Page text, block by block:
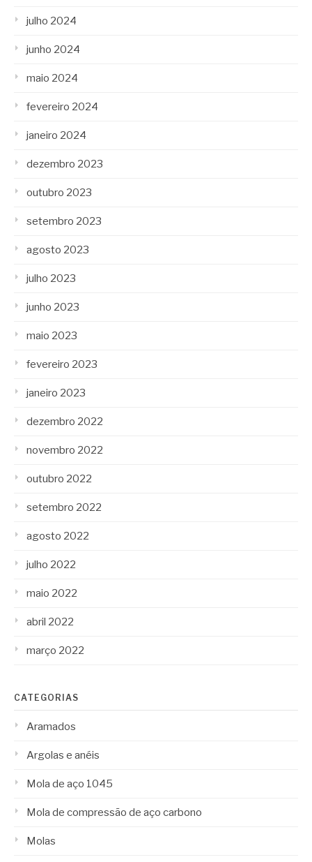
julho 2024
junho 2024
maio 2024
fevereiro 2024
janeiro 2024
dezembro 2023
outubro 2023
setembro 2023
agosto 2023
julho 2023
junho 2023
maio 2023
fevereiro 2023
janeiro 2023
dezembro 2022
novembro 2022
outubro 2022
setembro 2022
agosto 2022
julho 2022
maio 2022
abril 2022
março 2022
CATEGORIAS
Aramados
Argolas e anéis
Mola de aço 1045
Mola de compressão de aço carbono
Molas